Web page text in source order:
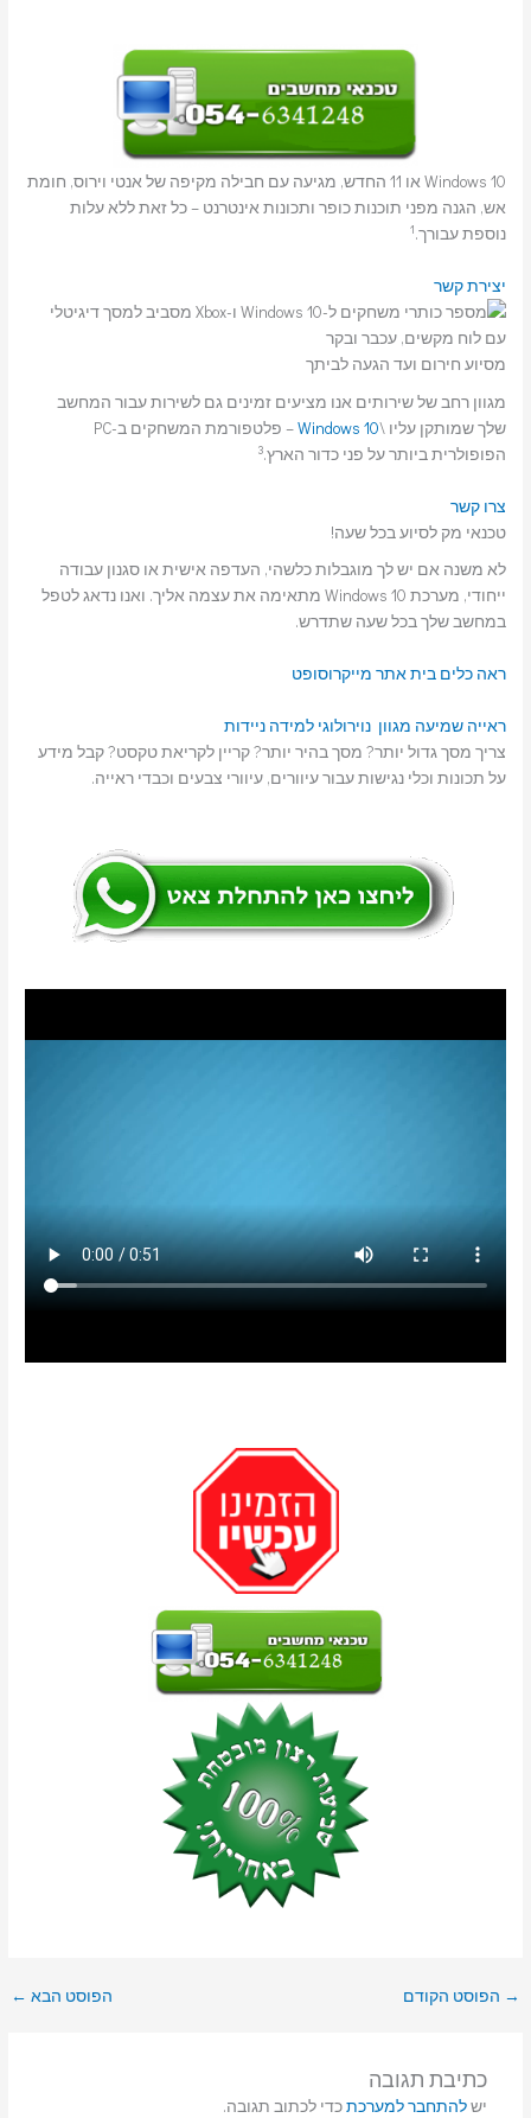
Windows 10 או 11 החדש, מגיעה עם חבילה מקיפה של אנטי וירוס, חומת
אש, הגנה מפני תוכנות כופר ותכונות אינטרנט – כל זאת ללא עלות
נוספת עבורך.1
יצירת קשר
מסיוע חירום ועד הגעה לביתך
מגוון רחב של שירותים אנו מציעים זמינים גם לשירות עבור המחשב
שלך שמותקן עליו \Windows 10
– פלטפורמת המשחקים ב-PC
הפופולרית ביותר על פני כדור הארץ.3
צרו קשר
טכנאי מק לסיוע בכל שעה!
לא משנה אם יש לך מוגבלות כלשהי, העדפה אישית או סגנון עבודה
ייחודי, מערכת Windows 10 מתאימה את עצמה אליך. ואנו נדאג לטפל
במחשב שלך בכל שעה שתדרש.
ראה כלים בית אתר מייקרוסופט
ראייה שמיעה מגוון נוירולוגי למידה ניידות
צריך מסך גדול יותר? מסך בהיר יותר? קריין לקריאת טקסט? קבל מידע
על תכונות וכלי נגישות עבור עיוורים, עיוורי צבעים וכבדי ראייה.
→ הפוסט הקודם הפוסט הבא ←
כתיבת תגובה
ישלהתחבר למערכתכדי לכתוב תגובה.